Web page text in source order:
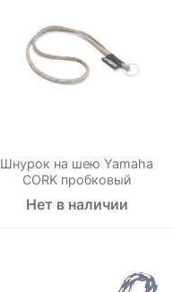
Шнурок на шею Yamaha
CORK пробковый
Нет в наличии